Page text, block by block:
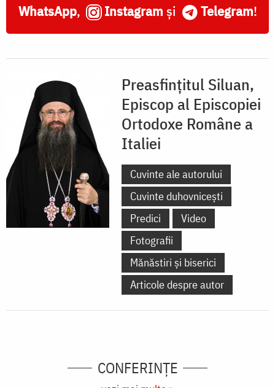
WhatsApp, Instagram și Telegram!
Preasfințitul Siluan,
Episcop al Episcopiei
Ortodoxe Române a
Italiei
Cuvinte ale autorului
Cuvinte duhovnicești
Predici
Video
Fotografii
Mănăstiri și biserici
Articole despre autor
CONFERINȚE